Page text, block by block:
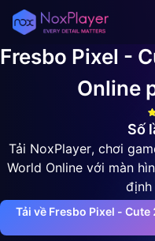
Fresbo Pixel -
Online
Số
Tải NoxPlayer, chơi
World Online với màn
định
Tải về Fresbo Pixel -